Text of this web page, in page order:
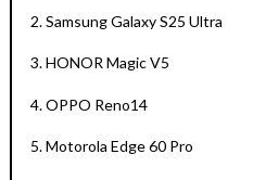
2.Samsung Galaxy S25 Ultra
3.HONOR Magic V5
4.OPPO Reno14
5.Motorola Edge 60 Pro